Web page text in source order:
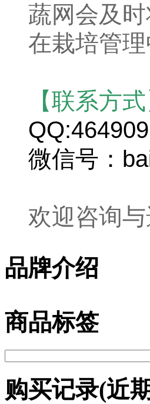
蔬网会及
在栽培管
【联系方式
微信号：
欢迎咨询与
品牌介绍
商品标签
购买记录(近